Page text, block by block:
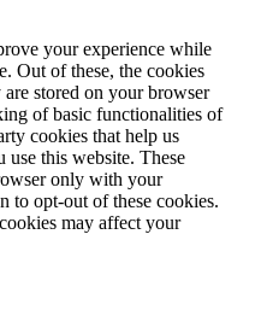
your experience while
Out of these, the cookies
are stored on your browser
of basic functionalities of
cookies that help us
use this website. These
only with your
to opt-out of these cookies.
may affect your